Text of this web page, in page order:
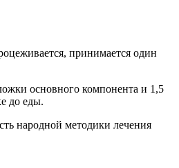
принимается один
основного компонента и 1,5
до еды.
народной методики лечения